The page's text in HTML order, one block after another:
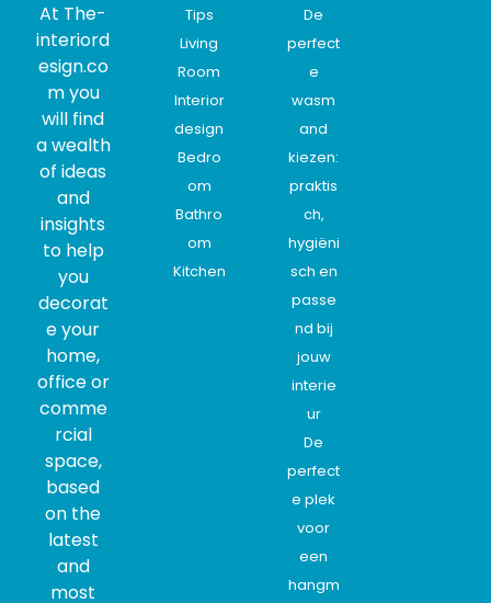
At The-
interiord
esign.co
m you
will find
a wealth
of ideas
and
insights
to help
you
decorat
e your
home,
office or
comme
rcial
space,
based
on the
latest
and
most
Tips
Living
Room
Interior
design
Bedro
om
Bathro
om
Kitchen
De
perfect
e
wasm
and
kiezen:
praktis
ch,
hygiëni
sch en
passe
nd bij
jouw
interie
ur
De
perfect
e plek
voor
een
hangm